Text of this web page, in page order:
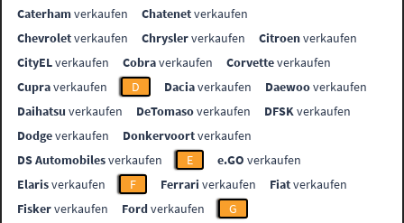
Caterhamverkaufen Chatenetverkaufen
Chevroletverkaufen Chryslerverkaufen Citroenverkaufen
CityELverkaufen Cobraverkaufen Corvetteverkaufen
Cupraverkaufen D Daciaverkaufen Daewooverkaufen
Daihatsu verkaufen DeTomasoverkaufen DFSKverkaufen
Dodgeverkaufen Donkervoortverkaufen
DS Automobilesverkaufen E e.GO verkaufen
Elarisverkaufen F Ferrari verkaufen Fiatverkaufen
Fiskerverkaufen Fordverkaufen
G